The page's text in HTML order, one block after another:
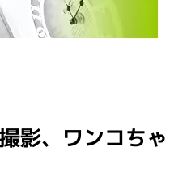
影、ワンコちゃ